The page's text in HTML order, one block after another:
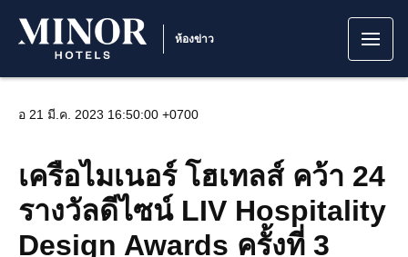
ห้องข่าว
อ 21 มี.ค. 2023 16:50:00 +0700
เครือไมเนอร์ โฮเทลส์ คว้า 24
รางวัลดีไซน์ LIV Hospitality
Design Awards ครั้งที่ 3